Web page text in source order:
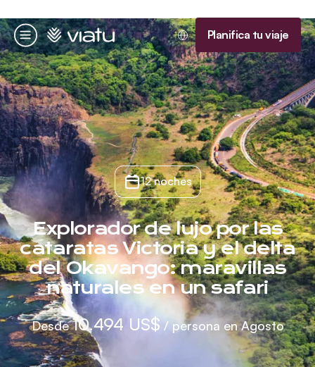
Menú
Página de inicio Planifica tu viaje
12 noches
Explorador de lujo por las
cataratas Victoria y el delta
del Okavango: maravillas
naturales en un safari
Desde10.494 US$ / persona en Agosto